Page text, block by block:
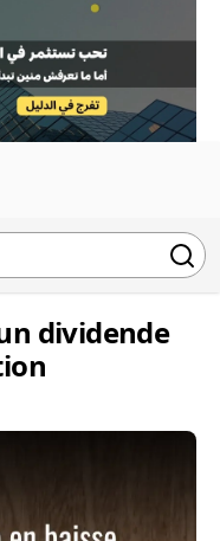
dividende